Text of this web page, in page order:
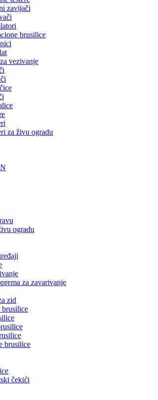
zavijači
brusilice
vezivanje
za živu ogradu
ogradu
za zavarivanje
zid
brusilice
brusilice
čekići